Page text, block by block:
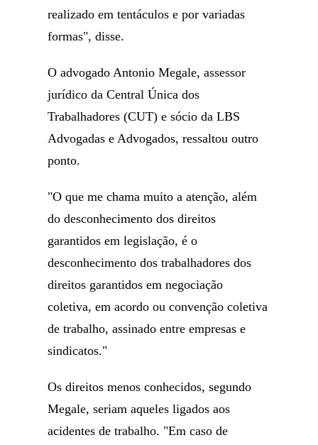
realizado em tentáculos e por variadas
formas", disse.
O advogado Antonio Megale, assessor
jurídico da Central Única dos
Trabalhadores (CUT) e sócio da LBS
Advogadas e Advogados, ressaltou outro
ponto.
"O que me chama muito a atenção, além
do desconhecimento dos direitos
garantidos em legislação, é o
desconhecimento dos trabalhadores dos
direitos garantidos em negociação
coletiva, em acordo ou convenção coletiva
de trabalho, assinado entre empresas e
sindicatos."
Os direitos menos conhecidos, segundo
Megale, seriam aqueles ligados aos
acidentes de trabalho. "Em caso de